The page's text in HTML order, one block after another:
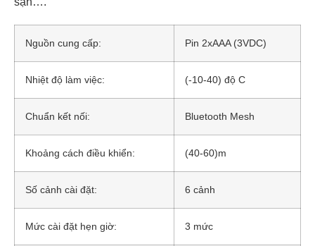
Nguồn cung cấp: Pin 2xAAA (3VDC)
Nhiệt độ làm việc: (-10-40) độ C
Chuẩn kết nối: Bluetooth Mesh
Khoảng cách điều khiển: (40-60)m
Số cảnh cài đặt: 6 cảnh
Mức cài đặt hẹn giờ: 3 mức